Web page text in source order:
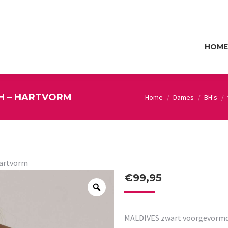
HOME
– HARTVORM You are here:
Home Dames BH's
€99,95
MALDIVES zwart